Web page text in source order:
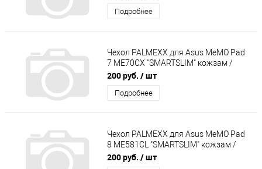
Подробнее
Чехол PALMEXX для Asus MeMO Pad
7 ME70CX "SMARTSLIM" кожзам /
черный/
200 руб. / шт
Подробнее
Чехол PALMEXX для Asus MeMO Pad
8 ME581CL "SMARTSLIM" кожзам /
черный/
200 руб. / шт